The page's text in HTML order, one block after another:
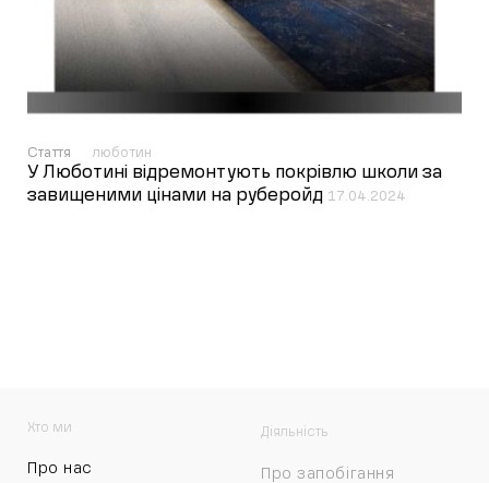
Стаття люботин
У Люботині відремонтують покрівлю школи за
завищеними цінами на руберойд 17.04.2024
Хто ми
Про нас
Діяльність
Про запобігання